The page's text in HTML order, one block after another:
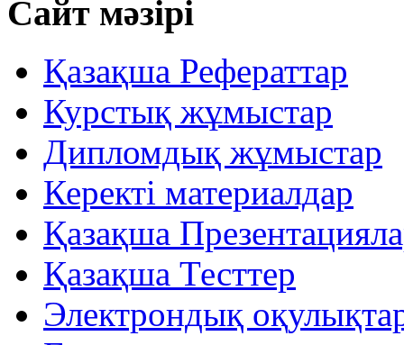
Сайт мәзірі
Қазақша Рефераттар
Курстық жұмыстар
Дипломдық жұмыстар
Керекті материалдар
Қазақша
Қазақша Тесттер
Электрондық